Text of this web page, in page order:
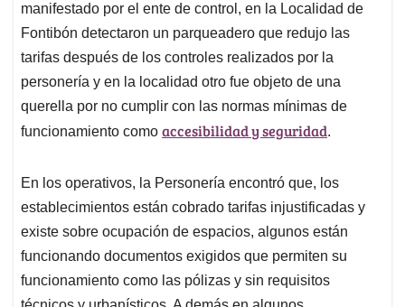
manifestado por el ente de control, en la Localidad de
Fontibón detectaron un parqueadero que redujo las
tarifas después de los controles realizados por la
personería y en la localidad otro fue objeto de una
querella por no cumplir con las normas mínimas de
funcionamiento como accesibilidad y seguridad.
En los operativos, la Personería encontró que, los
establecimientos están cobrado tarifas injustificadas y
existe sobre ocupación de espacios, algunos están
funcionando documentos exigidos que permiten su
funcionamiento como las pólizas y sin requisitos